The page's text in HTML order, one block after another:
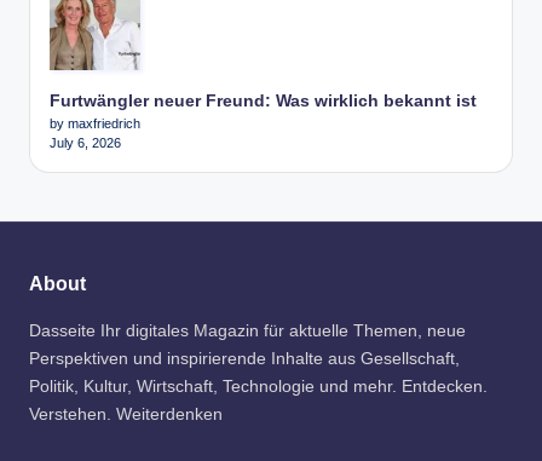
Furtwängler neuer Freund: Was wirklich bekannt ist
by maxfriedrich
July 6, 2026
About
Dasseite Ihr digitales Magazin für aktuelle Themen, neue
Perspektiven und inspirierende Inhalte aus Gesellschaft,
Politik, Kultur, Wirtschaft, Technologie und mehr. Entdecken.
Verstehen. Weiterdenken